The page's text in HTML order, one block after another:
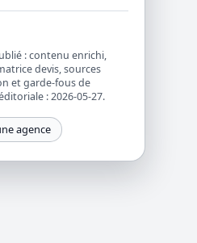
: contenu enrichi,
devis, sources
et garde-fous de
: 2026-05-27.
agence